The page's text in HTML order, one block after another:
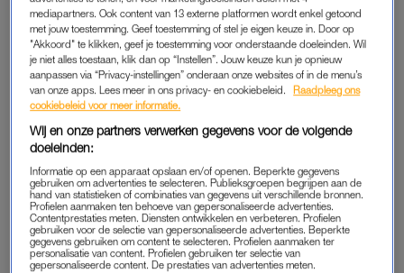
Tekst loopt door onder de post.
mediapartners. Ook content van 13 externe platformen wordt enkel getoond
met jouw toestemming. Geef toestemming of stel je eigen keuze in. Door op
"Akkoord" te klikken, geef je toestemming voor onderstaande doeleinden. Wil
je niet alles toestaan, klik dan op “Instellen”. Jouw keuze kun je opnieuw
aanpassen via “Privacy-instellingen” onderaan onze websites of in de menu’s
van onze apps. Lees meer in ons privacy- en cookiebeleid.
Raadpleeg ons
cookiebeleid voor meer informatie.
Wij en onze partners verwerken gegevens voor de volgende
doeleinden:
Informatie op een apparaat opslaan en/of openen. Beperkte gegevens
gebruiken om advertenties te selecteren. Publieksgroepen begrijpen aan de
hand van statistieken of combinaties van gegevens uit verschillende bronnen.
Profielen aanmaken ten behoeve van gepersonaliseerde advertenties.
Contentprestaties meten. Diensten ontwikkelen en verbeteren. Profielen
gebruiken voor de selectie van gepersonaliseerde advertenties. Beperkte
gegevens gebruiken om content te selecteren. Profielen aanmaken ter
personalisatie van content. Profielen gebruiken ter selectie van
gepersonaliseerde content. De prestaties van advertenties meten.